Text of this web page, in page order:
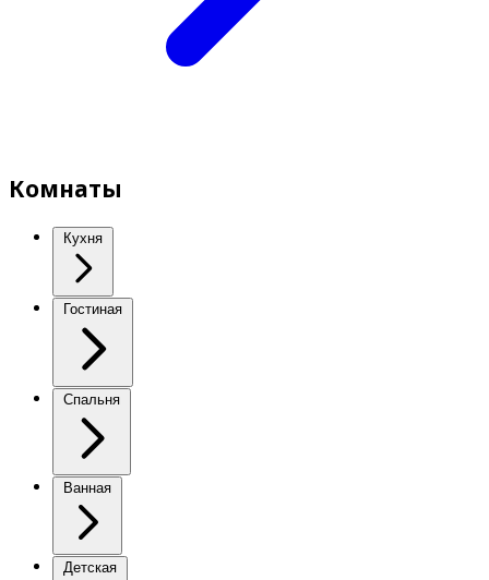
Комнаты
Кухня
Гостиная
Спальня
Ванная
Детская